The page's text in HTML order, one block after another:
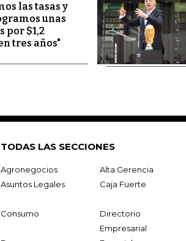
las tasas y
unas
por $1,2
tres años"
TODAS LAS SECCIONES
Agronegocios Alta Gerencia
Asuntos Legales
Caja Fuerte
Consumo
Directorio
Empresarial